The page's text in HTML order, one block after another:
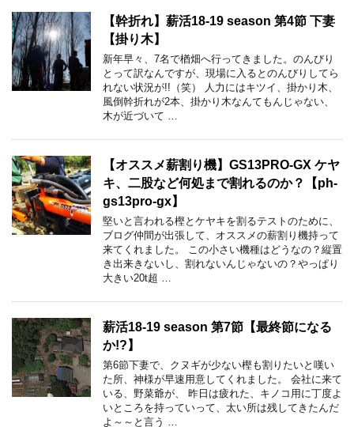
【幹折れ】薪活18-19 season 第4節 下妻
【掛り木】
新年早々、7名で楢畑へ行ってきました。のんびり
とって訳なんですが、現場に入るとのんびりしてら
れない状況が!!（笑） 人力にはキツイ、掛かり木、
風倒幹折れが2本、掛かり木なんてもんじゃない、
木が近づいて …
【オススメ薪割り機】GS13PRO-GX ケヤ
キ、二股など何処まで割れるのか？【ph-
gs13pro-gx】
堅いと言われる樫とケヤキを割るテストのために、
ブログ仲間が出張して、オススメの薪割り機持って
来てくれました。 この小さい機種はどうなの？縦置
き出来きないし、割れないんじゃないの？やっぱり
大きい20t超 …
薪活18-19 season 第7節【最終節になる
か!?】
第6節下妻で、クヌギが少ない樫も割りたいと嘆い
た所、神様が早速用意してくれました。 会社に来て
いる、野菜爺が、 昨日は疲れた、キノコ用に丁度よ
いところを持っていって、太い所は残してきたんだ
よ～～と言う …